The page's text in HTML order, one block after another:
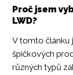
Proč jsem
LWD?
V tomto článku
špičkových
různých typů